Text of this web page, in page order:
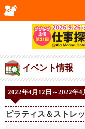
イベント情報
2022年4月12日～2022年
ピラティス＆ストレ